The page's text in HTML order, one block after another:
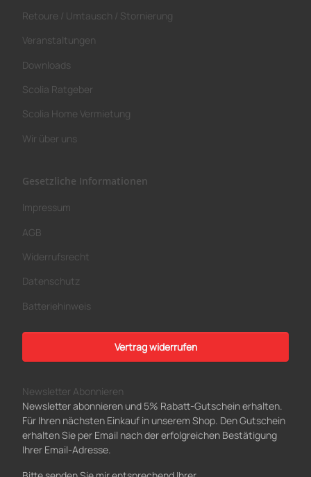
Retoure / Umtausch / Stornierung
Veranstaltungen
Downloads
Scolia Ratgeber
Scolia Home Vermietung
Wir über uns
Gesetzliche Informationen
Impressum
AGB
Widerrufsrecht
Datenschutz
Batteriehinweis
Vertrag widerrufen
Newsletter Abonnieren
Newsletter abonnieren und 5% Rabatt-Gutschein erhalten.
Für Ihren nächsten Einkauf in unserem Shop. Den Gutschein
erhalten Sie per Email nach der erfolgreichen Bestätigung
Ihrer Email-Adresse.